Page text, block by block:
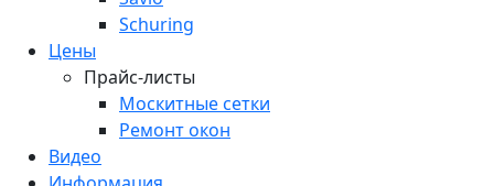
Schuring
Цены
Прайс-листы
Москитные сетки
Ремонт окон
Видео